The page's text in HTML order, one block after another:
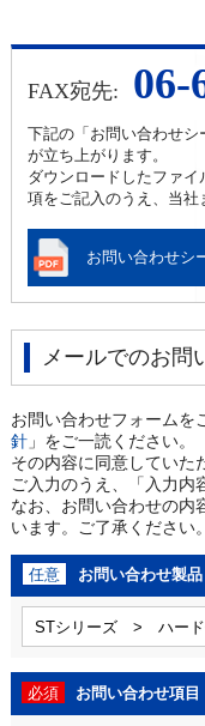
FAX宛先: 06-
下記の「お問い合わせ
が立ち上がります。
ダウンロードしたファ
項をご記入のうえ、当
お問い合わせシ
メールでのお問
お問い合わせフォームを
針」をご一読ください。
その内容に同意していた
ご入力のうえ、「入力内
なお、お問い合わせの内
います。ご了承ください。
任意 お問い合わせ製品
必須 お問い合わせ項目